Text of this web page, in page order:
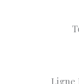
Ligne